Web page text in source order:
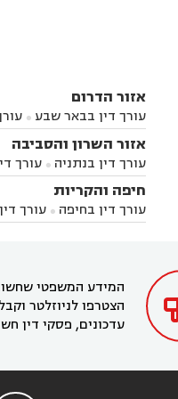
אזור הדרום
עורך דין בבאר שבע 
באשקלון
עורך דין
עורך דין בניר הבנים
זיקים
עורך דין בנתיבות
אזור השרון והסביבה
עורך דין בנתניה  עורך
עורך דין בחדרה עורך
השרון
עורך דין באבן
עורך דין בחריש  עורך
חיפה והקריות
עורך דין בחיפה  עורך
בקרית מוצקין
עורך
המידע המשפטי
הצטרפו לניוזלטר
עדכונים, פסקי דין